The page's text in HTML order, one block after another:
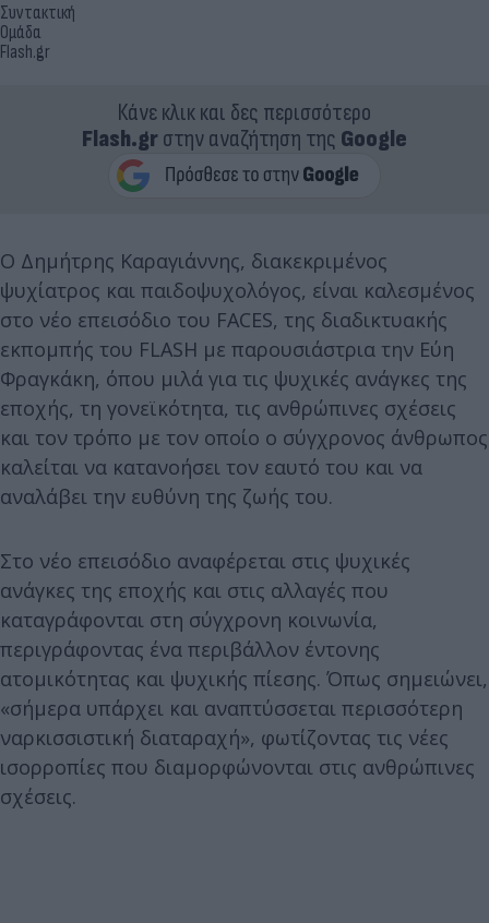
Συντακτική
Ομάδα
Flash.gr
Κάνε κλικ και δες περισσότερο
Flash.grστην αναζήτηση της Google
Ο Δημήτρης Καραγιάννης, διακεκριμένος
ψυχίατρος και παιδοψυχολόγος, είναι καλεσμένος
στο νέο επεισόδιο του FACES, της διαδικτυακής
εκπομπής του FLASH με παρουσιάστρια την Εύη
Φραγκάκη, όπου μιλά για τις ψυχικές ανάγκες της
εποχής, τη γονεϊκότητα, τις ανθρώπινες σχέσεις
και τον τρόπο με τον οποίο ο σύγχρονος άνθρωπος
καλείται να κατανοήσει τον εαυτό του και να
αναλάβει την ευθύνη της ζωής του.
Στο νέο επεισόδιο αναφέρεται στις ψυχικές
ανάγκες της εποχής και στις αλλαγές που
καταγράφονται στη σύγχρονη κοινωνία,
περιγράφοντας ένα περιβάλλον έντονης
ατομικότητας και ψυχικής πίεσης. Όπως σημειώνει,
«σήμερα υπάρχει και αναπτύσσεται περισσότερη
ναρκισσιστική διαταραχή», φωτίζοντας τις νέες
ισορροπίες που διαμορφώνονται στις ανθρώπινες
σχέσεις.